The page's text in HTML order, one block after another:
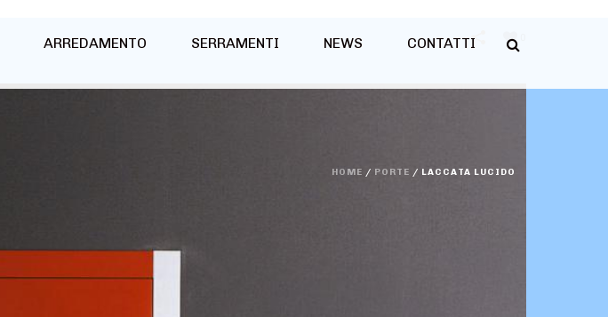
ARREDAMENTO SERRAMENTI NEWS CONTATTI
HOME / PORTE / LACCATA LUCIDO